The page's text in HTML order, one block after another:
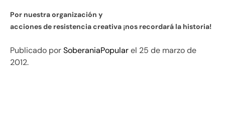
Por nuestra organización y
acciones de resistencia creativa ¡nos recordará la historia!
Publicado porSoberaniaPopularel 25 de marzo de
2012.